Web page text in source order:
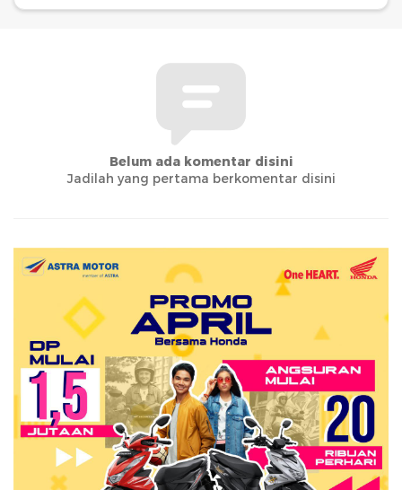
Belum ada komentar disini
Jadilah yang pertama berkomentar disini